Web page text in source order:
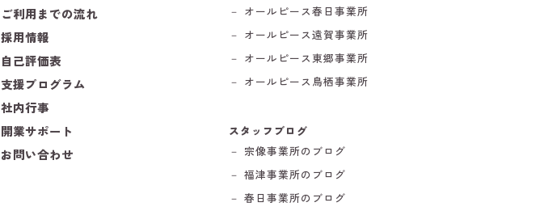
ご利用までの流れ
採用情報
自己評価表
支援プログラム
社内行事
開業サポート
お問い合わせ
－ オールピース春日事業所
－ オールピース遠賀事業所
－ オールピース東郷事業所
－ オールピース鳥栖事業所
スタッフブログ
－ 宗像事業所のブログ
－ 福津事業所のブログ
－ 春日事業所のブログ